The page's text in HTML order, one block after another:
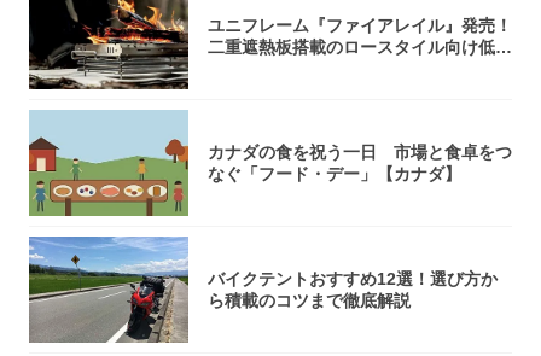
ユニフレーム『ファイアレイル』発売！
二重遮熱板搭載のロースタイル向け低型
カナダの食を祝う一日 市場と食卓をつ
なぐ「フード・デー」【カナダ】
バイクテントおすすめ12選！選び方か
ら積載のコツまで徹底解説